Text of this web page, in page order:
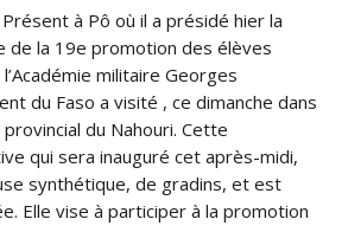
à Pô où il a présidé hier la
de la 19e promotion des élèves
militaire Georges
du Faso a visité , ce dimanche dans
du Nahouri. Cette
qui sera inauguré cet après-midi,
synthétique, de gradins, et est
Elle vise à participer à la promotion